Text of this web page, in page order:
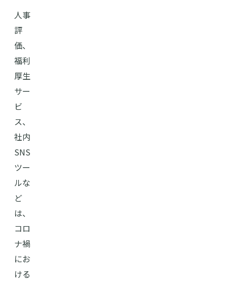
人事
評
価、
福利
厚生
サー
ビ
ス、
社内
SNS
ツー
ルな
ど
は、
コロ
ナ禍
にお
ける